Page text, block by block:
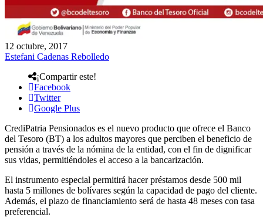
12 octubre, 2017
Estefani Cadenas Rebolledo
¡Compartir este!
Facebook
Twitter
Google Plus
CrediPatria Pensionados es el nuevo producto que ofrece el Banco
del Tesoro (BT) a los adultos mayores que perciben el beneficio de
pensión a través de la nómina de la entidad, con el fin de dignificar
sus vidas, permitiéndoles el acceso a la bancarización.
El instrumento especial permitirá hacer préstamos desde 500 mil
hasta 5 millones de bolívares según la capacidad de pago del cliente.
Además, el plazo de financiamiento será de hasta 48 meses con tasa
preferencial.